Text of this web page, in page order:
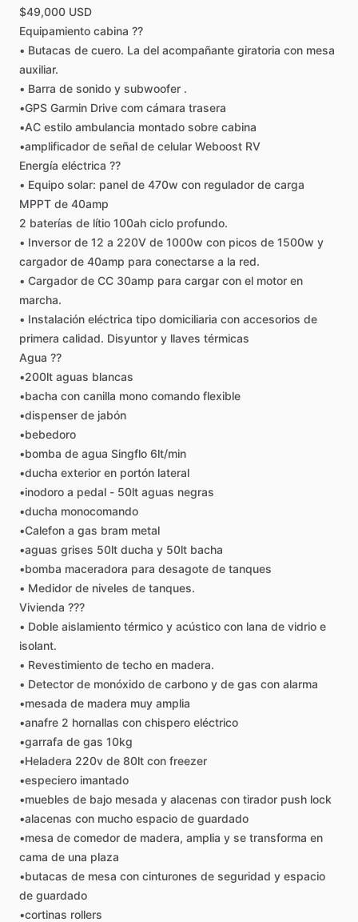
$49,000 USD
Equipamiento cabina ??
• Butacas de cuero. La del acompañante giratoria con mesa
auxiliar.
• Barra de sonido y subwoofer .
•GPS Garmin Drive com cámara trasera
•AC estilo ambulancia montado sobre cabina
•amplificador de señal de celular Weboost RV
Energía eléctrica ??
• Equipo solar: panel de 470w con regulador de carga
MPPT de 40amp
2 baterías de lítio 100ah ciclo profundo.
• Inversor de 12 a 220V de 1000w con picos de 1500w y
cargador de 40amp para conectarse a la red.
• Cargador de CC 30amp para cargar con el motor en
marcha.
• Instalación eléctrica tipo domiciliaria con accesorios de
primera calidad. Disyuntor y llaves térmicas
Agua ??
•200lt aguas blancas
•bacha con canilla mono comando flexible
•dispenser de jabón
•bebedoro
•bomba de agua Singflo 6lt​/​min
•ducha exterior en portón lateral
•inodoro a pedal - 50lt aguas negras
•ducha monocomando
•Calefon a gas bram metal
•aguas grises 50lt ducha y 50lt bacha
•bomba maceradora para desagote de tanques
• Medidor de niveles de tanques.
Vivienda ???
• Doble aislamiento térmico y acústico con lana de vidrio e
isolant.
• Revestimiento de techo en madera.
• Detector de monóxido de carbono y de gas con alarma
•mesada de madera muy amplia
•anafre 2 hornallas con chispero eléctrico
•garrafa de gas 10kg
•Heladera 220v de 80lt con freezer
•especiero imantado
•muebles de bajo mesada y alacenas con tirador push lock
•alacenas con mucho espacio de guardado
•mesa de comedor de madera, amplia y se transforma en
cama de una plaza
•butacas de mesa con cinturones de seguridad y espacio
de guardado
•cortinas rollers